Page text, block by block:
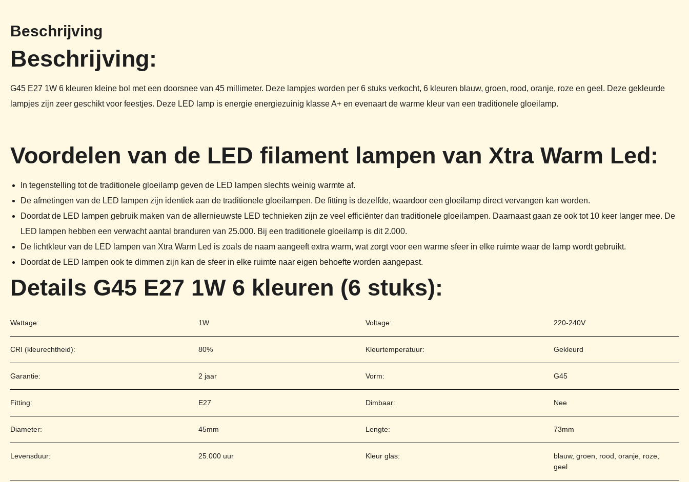
Beschrijving
Beschrijving:
G45 E27 1W 6 kleuren kleine bol met een doorsnee van 45 millimeter. Deze lampjes worden per 6 stuks verkocht, 6 kleuren blauw, groen, rood, oranje, roze en geel. Deze gekleurde
lampjes zijn zeer geschikt voor feestjes. Deze LED lamp is energie energiezuinig klasse A+ en evenaart de warme kleur van een traditionele gloeilamp.
Voordelen van de LED filament lampen van Xtra Warm Led:
In tegenstelling tot de traditionele gloeilamp geven de LED lampen slechts weinig warmte af.
De afmetingen van de LED lampen zijn identiek aan de traditionele gloeilampen. De fitting is dezelfde, waardoor een gloeilamp direct vervangen kan worden.
Doordat de LED lampen gebruik maken van de allernieuwste LED technieken zijn ze veel efficiënter dan traditionele gloeilampen. Daarnaast gaan ze ook tot 10 keer langer mee. De
LED lampen hebben een verwacht aantal branduren van 25.000. Bij een traditionele gloeilamp is dit 2.000.
De lichtkleur van de LED lampen van Xtra Warm Led is zoals de naam aangeeft extra warm, wat zorgt voor een warme sfeer in elke ruimte waar de lamp wordt gebruikt.
Doordat de LED lampen ook te dimmen zijn kan de sfeer in elke ruimte naar eigen behoefte worden aangepast.
Details G45 E27 1W 6 kleuren (6 stuks):
Wattage: 1W Voltage: 220-240V
CRI (kleurechtheid): 80% Kleurtemperatuur: Gekleurd
Garantie: 2 jaar Vorm: G45
Fitting: E27 Dimbaar: Nee
Diameter: 45mm Lengte: 73mm
Levensduur: 25.000 uur Kleur glas:
blauw, groen, rood, oranje, roze,
geel